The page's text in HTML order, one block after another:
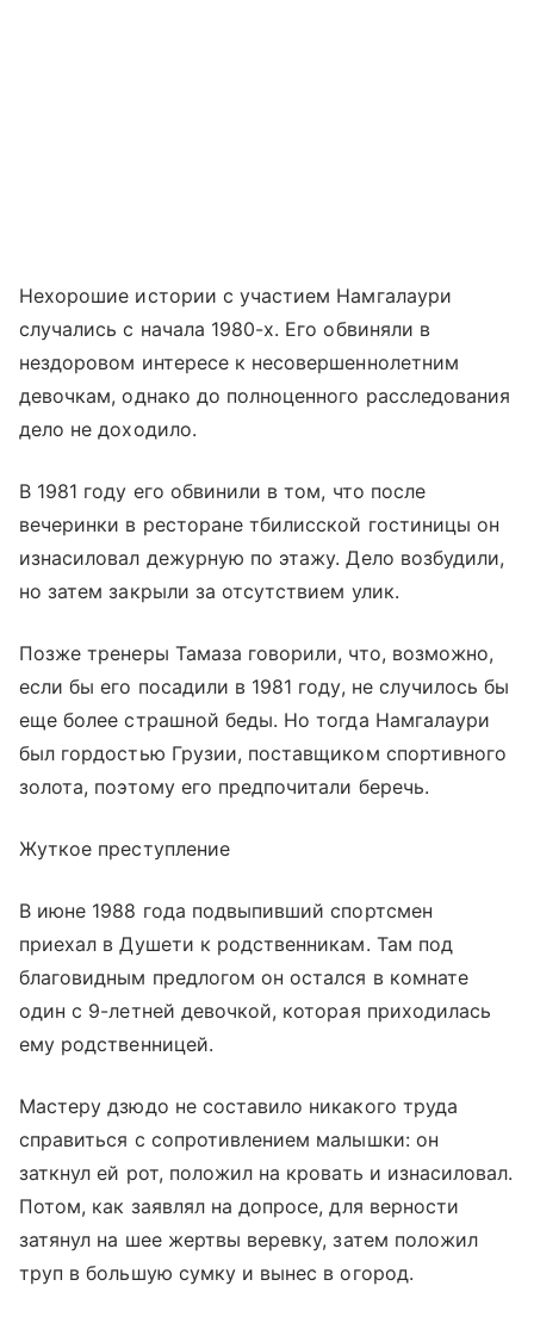
Нехорошие истории с участием Намгалаури
случались с начала 1980-х. Его обвиняли в
нездоровом интересе к несовершеннолетним
девочкам, однако до полноценного расследования
дело не доходило.
В 1981 году его обвинили в том, что после
вечеринки в ресторане тбилисской гостиницы он
изнасиловал дежурную по этажу. Дело возбудили,
но затем закрыли за отсутствием улик.
Позже тренеры Тамаза говорили, что, возможно,
если бы его посадили в 1981 году, не случилось бы
еще более страшной беды. Но тогда Намгалаури
был гордостью Грузии, поставщиком спортивного
золота, поэтому его предпочитали беречь.
Жуткое преступление
В июне 1988 года подвыпивший спортсмен
приехал в Душети к родственникам. Там под
благовидным предлогом он остался в комнате
один с 9-летней девочкой, которая приходилась
ему родственницей.
Мастеру дзюдо не составило никакого труда
справиться с сопротивлением малышки: он
заткнул ей рот, положил на кровать и изнасиловал.
Потом, как заявлял на допросе, для верности
затянул на шее жертвы веревку, затем положил
труп в большую сумку и вынес в огород.